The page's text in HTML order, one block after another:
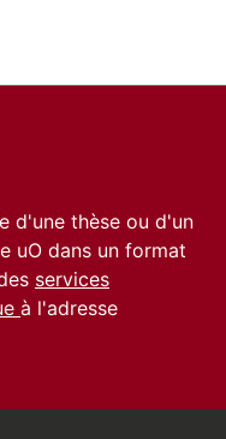
d'une thèse ou d'un
uO dans un format
services
à l'adresse